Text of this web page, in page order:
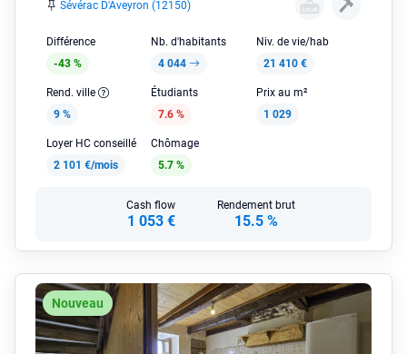
Sévérac D'Aveyron (12150)
Différence
-43 %
Nb. d'habitants
4 044
Niv. de vie/hab
21 410 €
Rend. ville
9 %
Étudiants
7.6 %
Prix au m²
1 029
Loyer HC conseillé
2 101 €/mois
Chômage
5.7 %
Cash flow
1 053 €
Rendement brut
15.5 %
Nouveau